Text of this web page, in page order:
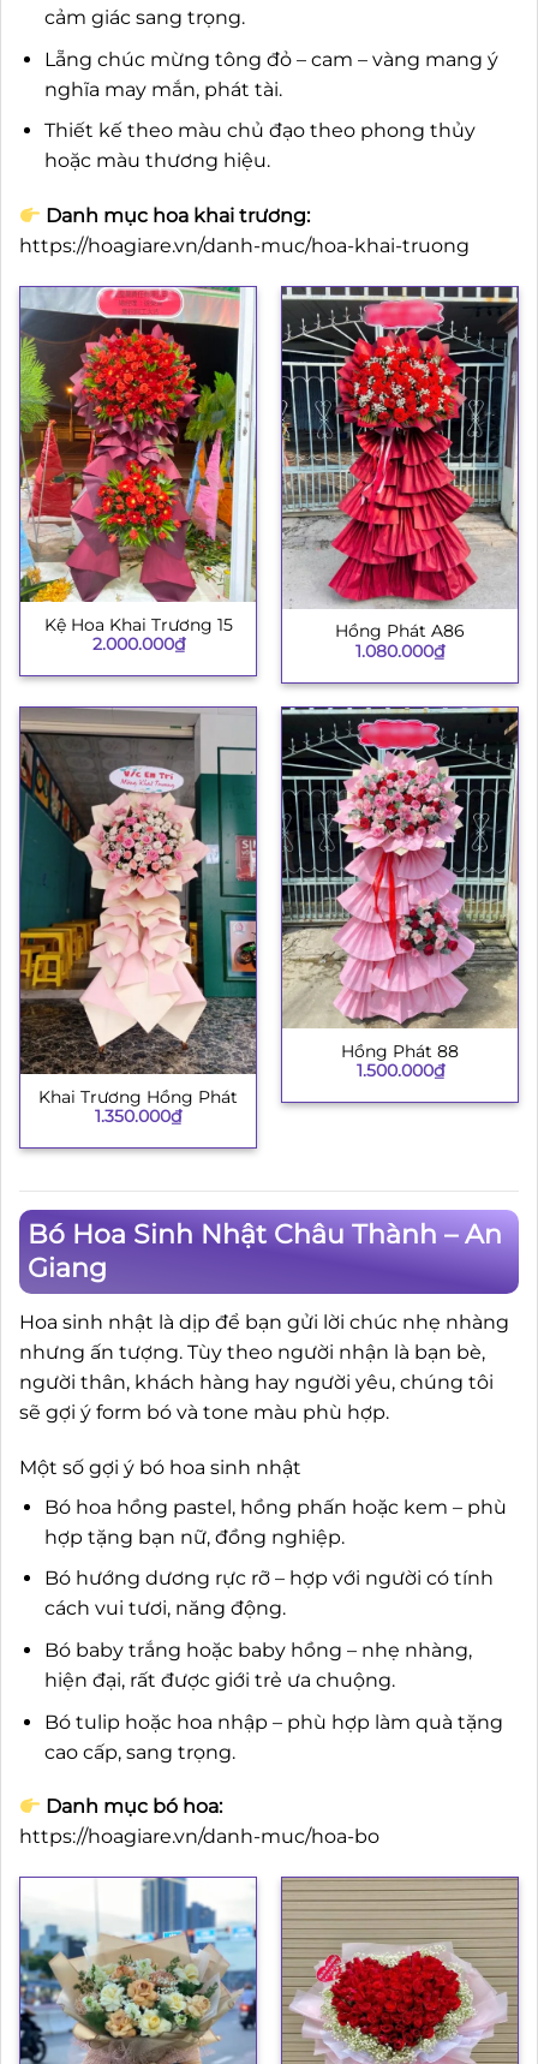
cảm giác sang trọng.
Lẵng chúc mừng tông đỏ – cam – vàng mang ý
nghĩa may mắn, phát tài.
Thiết kế theo màu chủ đạo theo phong thủy
hoặc màu thương hiệu.
Danh mục hoa khai trương:
https://hoagiare.vn/danh-muc/hoa-khai-truong
Kệ Hoa Khai Trương 15
2.000.000₫
Hồng Phát A86
1.080.000₫
Khai Trương Hồng Phát
1.350.000₫
Hồng Phát 88
1.500.000₫
Bó Hoa Sinh Nhật Châu Thành – An
Giang
Hoa sinh nhật là dịp để bạn gửi lời chúc nhẹ nhàng
nhưng ấn tượng. Tùy theo người nhận là bạn bè,
người thân, khách hàng hay người yêu, chúng tôi
sẽ gợi ý form bó và tone màu phù hợp.
Một số gợi ý bó hoa sinh nhật
Bó hoa hồng pastel, hồng phấn hoặc kem – phù
hợp tặng bạn nữ, đồng nghiệp.
Bó hướng dương rực rỡ – hợp với người có tính
cách vui tươi, năng động.
Bó baby trắng hoặc baby hồng – nhẹ nhàng,
hiện đại, rất được giới trẻ ưa chuộng.
Bó tulip hoặc hoa nhập – phù hợp làm quà tặng
cao cấp, sang trọng.
Danh mục bó hoa:
https://hoagiare.vn/danh-muc/hoa-bo